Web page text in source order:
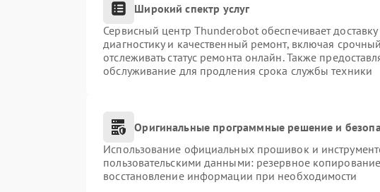
Широкий спектр услуг
Сервисный центр Thunderobot обеспечивает
диагностику и качественный ремонт, включая
отслеживать статус ремонта онлайн. Также
обслуживание для продления срока службы техники
Оригинальные программные решение и
Использование официальных прошивок и
пользовательскими данными: резервное
восстановление информации при необходимости